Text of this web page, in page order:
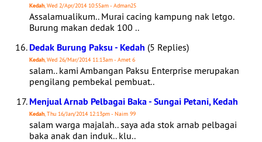
Kedah, Wed 2/Apr/2014 10:55am - Adman25
Assalamualikum.. Murai cacing kampung nak letgo.
Burung makan dedak 100 ..
Dedak Burung Paksu - Kedah (5 Replies)
Kedah, Wed 26/Mar/2014 11:13am - Amet 6
salam.. kami Ambangan Paksu Enterprise merupakan
pengilang pembekal pembuat..
Menjual Arnab Pelbagai Baka - Sungai Petani, Kedah
Kedah, Thu 16/Jan/2014 12:13pm - Naim 99
salam warga majalah.. saya ada stok arnab pelbagai
baka anak dan induk.. klu..